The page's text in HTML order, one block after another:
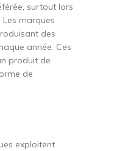
surtout lors
marques
des
année. Ces
produit de
de
exploitent